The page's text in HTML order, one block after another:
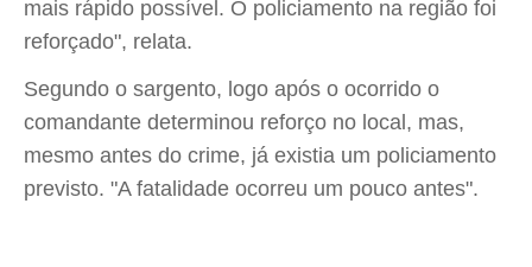
mais rápido possível. O policiamento na região foi
reforçado", relata.
Segundo o sargento, logo após o ocorrido o
comandante determinou reforço no local, mas,
mesmo antes do crime, já existia um policiamento
previsto. "A fatalidade ocorreu um pouco antes".